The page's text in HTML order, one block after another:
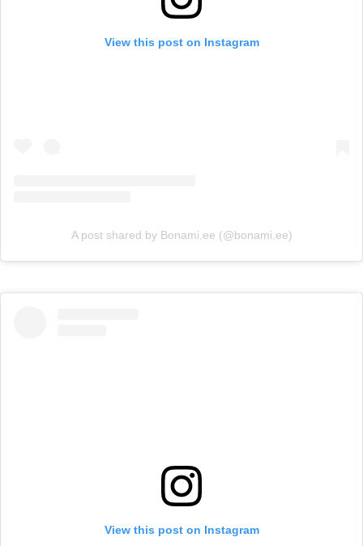
View this post on Instagram
A post shared by Bonami.ee (@bonami.ee)
View this post on Instagram